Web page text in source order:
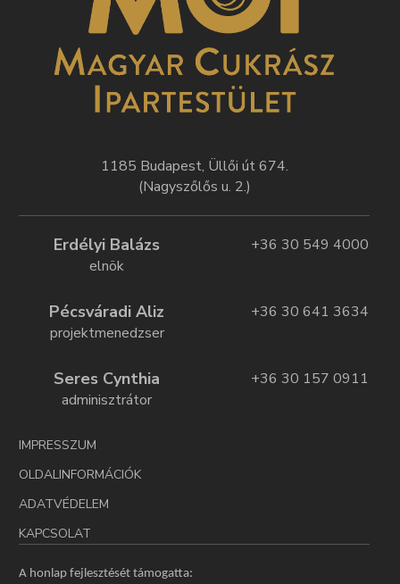
1185 Budapest, Üllői út 674.
(Nagyszőlős u. 2.)
Erdélyi Balázs
elnök
+36 30 549 4000
Pécsváradi Aliz
projektmenedzser
+36 30 641 3634
Seres Cynthia
adminisztrátor
+36 30 157 0911
IMPRESSZUM
OLDALINFORMÁCIÓK
ADATVÉDELEM
KAPCSOLAT
A honlap fejlesztését támogatta: